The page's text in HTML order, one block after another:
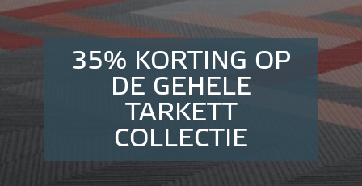
35% KORTING OP
DE GEHELE
TARKETT
COLLECTIE